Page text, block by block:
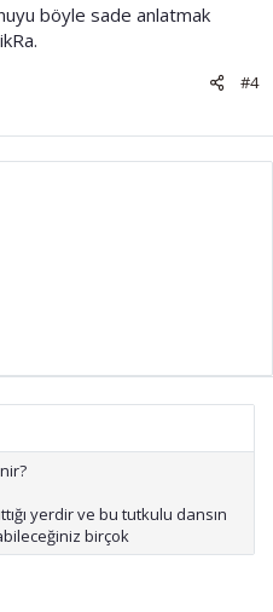
böyle sade anlatmak
.
#4
yerdir ve bu tutkulu dansın
birçok